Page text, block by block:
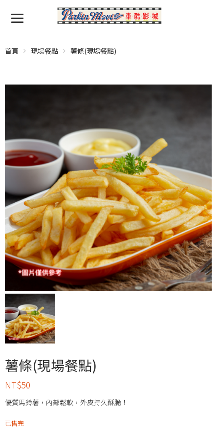
首頁 現場餐點 薯條(現場餐點)
薯條(現場餐點)
NT$50
優質馬鈴薯，內部鬆軟，外皮持久酥脆！
已售完